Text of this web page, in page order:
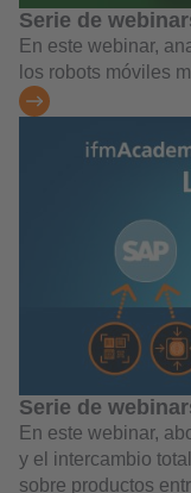
Serie de
En este webinar,
los robots móviles
Serie de
En este webinar,
y el intercambio
sobre productos